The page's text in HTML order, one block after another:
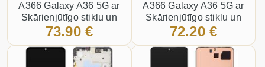
A366 Galaxy A36 5G ar
Skārienjūtīgo stiklu un
apkart ramiti (Service
73.90 €
A366 Galaxy A36 5G ar
Skārienjūtīgo stiklu un
apkart ramiti (Service
72.20 €